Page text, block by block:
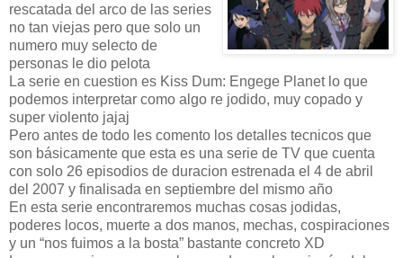
rescatada del arco de las series
no tan viejas pero que solo un
numero muy selecto de
personas le dio pelota
La serie en cuestion es Kiss Dum: Engege Planet lo que
podemos interpretar como algo re jodido, muy copado y
super violento jajaj
Pero antes de todo les comento los detalles tecnicos que
son básicamente que esta es una serie de TV que cuenta
con solo 26 episodios de duracion estrenada el 4 de abril
del 2007 y finalisada en septiembre del mismo año
En esta serie encontraremos muchas cosas jodidas,
poderes locos, muerte a dos manos, mechas, cospiraciones
y un “nos fuimos a la bosta” bastante concreto XD